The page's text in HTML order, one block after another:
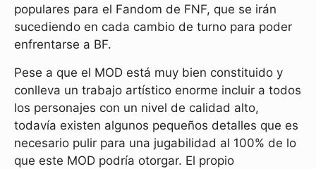
populares para el Fandom de FNF, que se irán
sucediendo en cada cambio de turno para poder
enfrentarse a BF.
Pese a que el MOD está muy bien constituido y
conlleva un trabajo artístico enorme incluir a todos
los personajes con un nivel de calidad alto,
todavía existen algunos pequeños detalles que es
necesario pulir para una jugabilidad al 100% de lo
que este MOD podría otorgar. El propio